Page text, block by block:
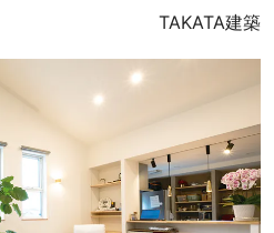
TAKATA建築